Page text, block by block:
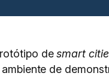
desmart
de